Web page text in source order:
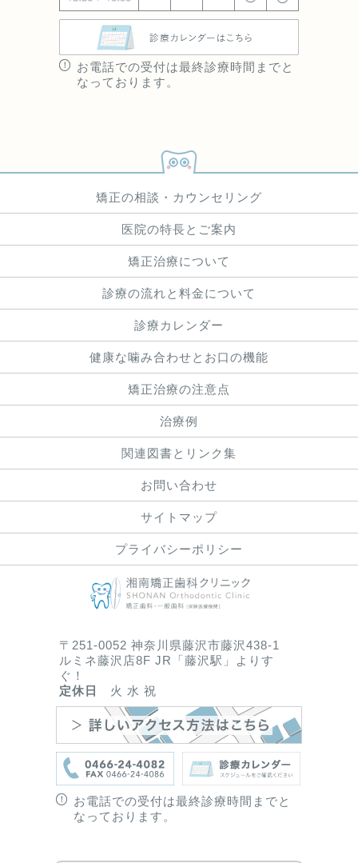
お電話での受付は最終診療時間までと
なっております。
〒251-0052 神奈川県藤沢市藤沢438-1
ルミネ藤沢店8F JR「藤沢駅」よりす
ぐ！
定休日
火 水 祝
矯正の相談・カウンセリング
医院の特長とご案内
矯正治療について
診療の流れと料金について
診療カレンダー
健康な噛み合わせとお口の機能
矯正治療の注意点
治療例
関連図書とリンク集
お問い合わせ
サイトマップ
プライバシーポリシー
お電話での受付は最終診療時間までと
なっております。